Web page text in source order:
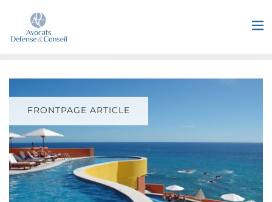
FRONTPAGE ARTICLE